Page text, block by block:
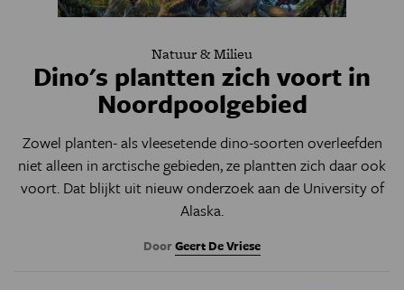
Natuur & Milieu
Dino's plantten zich voort in
Noordpoolgebied
Zowel planten- als vleesetende dino-soorten overleefden
niet alleen in arctische gebieden, ze plantten zich daar ook
voort. Dat blijkt uit nieuw onderzoek aan de University of
Alaska.
DoorGeert De Vriese